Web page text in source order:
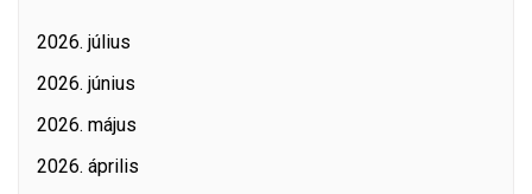
2026. július
2026. június
2026. május
2026. április